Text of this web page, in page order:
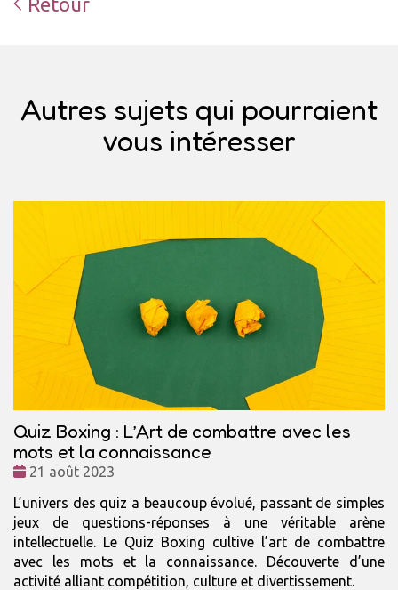
Autres sujets qui pourraient
vous intéresser
Quiz Boxing : L’Art de combattre avec les
mots et la connaissance
Date
21 août 2023
L’univers des quiz a beaucoup évolué, passant de simples
jeux de questions-réponses à une véritable arène
intellectuelle. Le Quiz Boxing cultive l’art de combattre
avec les mots et la connaissance. Découverte d’une
activité alliant compétition, culture et divertissement.